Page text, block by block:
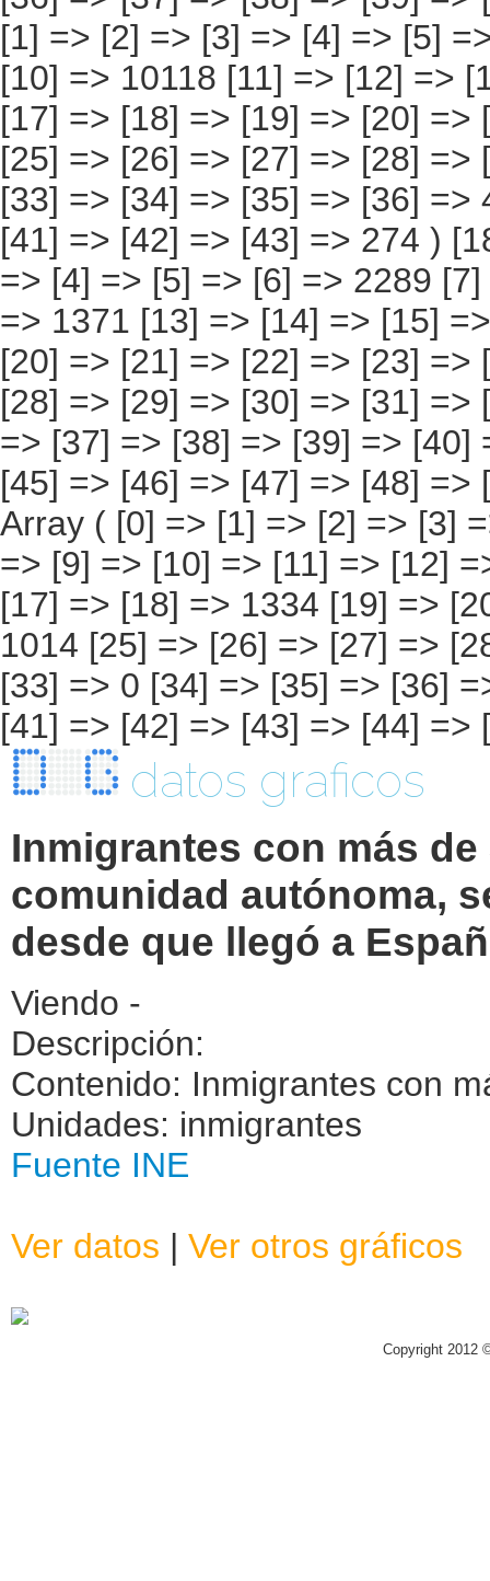
datos graficos
Inmigrantes con más
comunidad autónoma,
desde que llegó a
Viendo -
Descripción:
Contenido: Inmigrantes con
Unidades: inmigrantes
Fuente INE
Ver datos | Ver otros gráficos
Copyright 2012